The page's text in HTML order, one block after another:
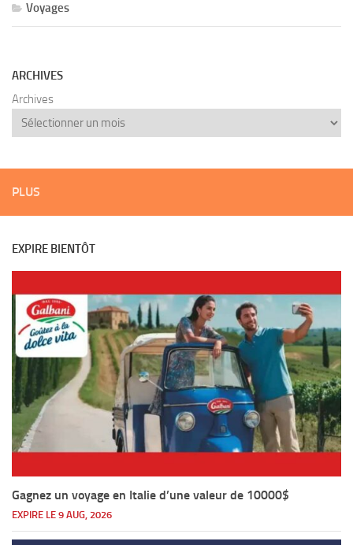
Voyages
ARCHIVES
Archives
PLUS
EXPIRE BIENTÔT
Gagnez un voyage en Italie d’une valeur de 10000$
EXPIRE LE 9 AUG, 2026